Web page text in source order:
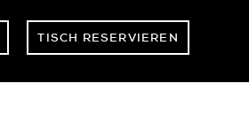
TISCH RESERVIEREN